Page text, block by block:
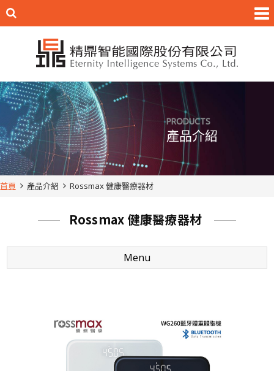
PRODUCTS
產品介紹
首頁 產品介紹 Rossmax 健康醫療器材
Rossmax 健康醫療器材
Menu